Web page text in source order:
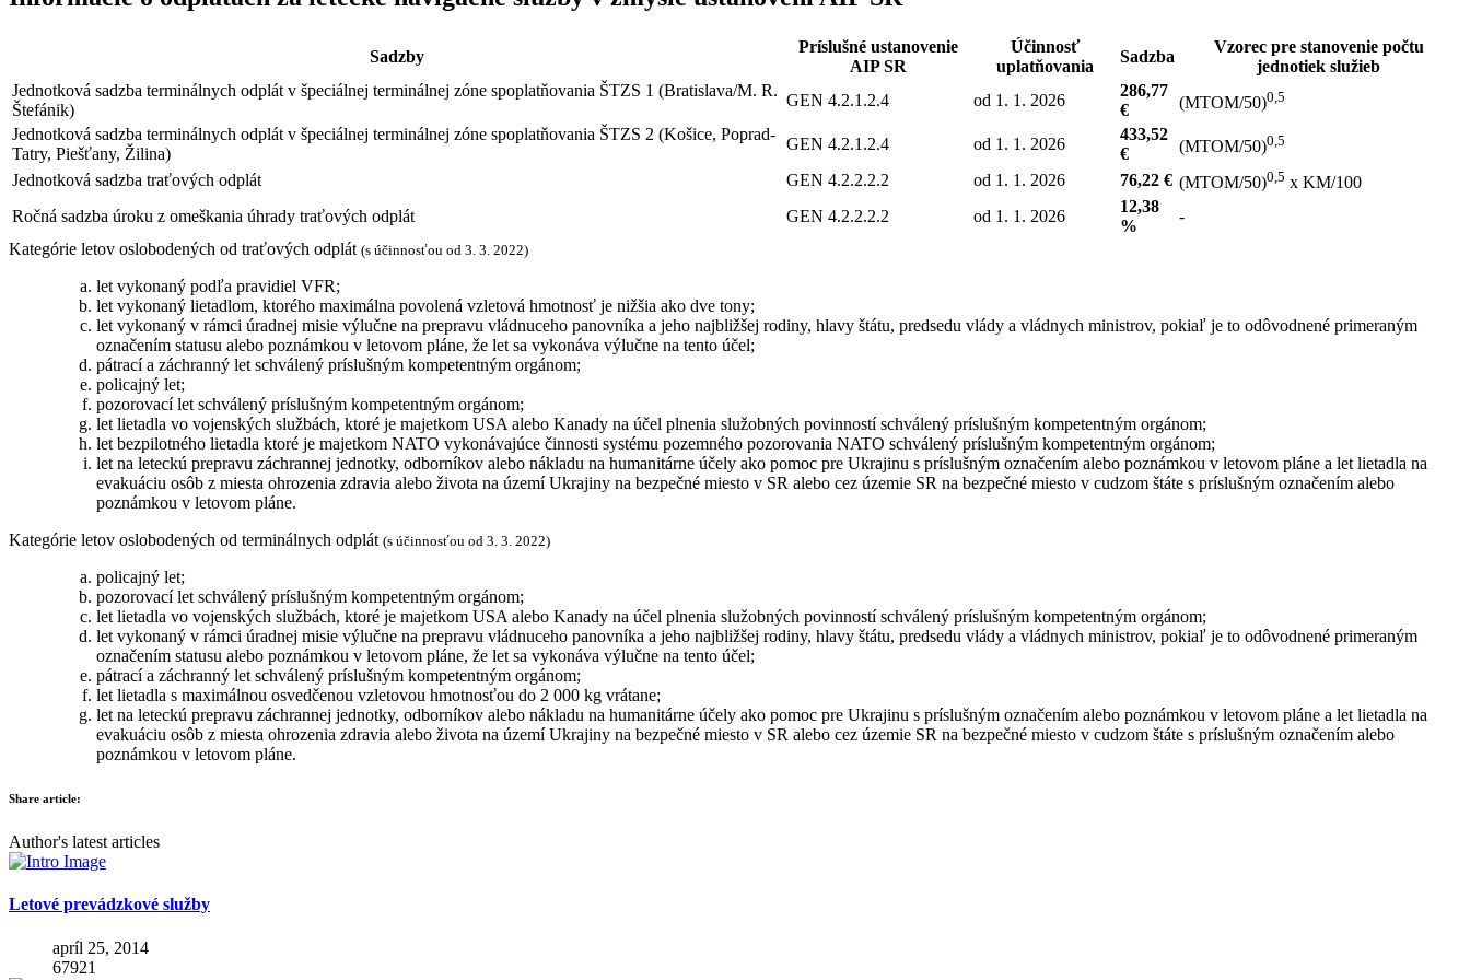
Sadzby
Príslušné ustanovenie
AIP SR
Účinnosť
uplatňovania
Sadzba
Vzorec pre stanovenie počtu
jednotiek služieb
Jednotková sadzba terminálnych odplát v špeciálnej terminálnej zóne spoplatňovania ŠTZS 1 (Bratislava/M. R.
Štefánik)
GEN 4.2.1.2.4 od 1. 1. 2026
286,77
€
(MTOM/50)0,5
Jednotková sadzba terminálnych odplát v špeciálnej terminálnej zóne spoplatňovania ŠTZS 2 (Košice, Poprad-
Tatry, Piešťany, Žilina)
GEN 4.2.1.2.4 od 1. 1. 2026
433,52
€
(MTOM/50)0,5
Jednotková sadzba traťových odplát GEN 4.2.2.2.2 od 1. 1. 2026 76,22 € (MTOM/50)0,5 x KM/100
Ročná sadzba úroku z omeškania úhrady traťových odplát
GEN 4.2.2.2.2 od 1. 1. 2026
12,38
%
-
Kategórie letov oslobodených od traťových odplát (s účinnosťou od 3. 3. 2022)
let vykonaný podľa pravidiel VFR;
let vykonaný lietadlom, ktorého maximálna povolená vzletová hmotnosť je nižšia ako dve tony;
let vykonaný v rámci úradnej misie výlučne na prepravu vládnuceho panovníka a jeho najbližšej rodiny, hlavy štátu, predsedu vlády a vládnych ministrov, pokiaľ je to odôvodnené primeraným
označením statusu alebo poznámkou v letovom pláne, že let sa vykonáva výlučne na tento účel;
pátrací a záchranný let schválený príslušným kompetentným orgánom;
policajný let;
pozorovací let schválený príslušným kompetentným orgánom;
let lietadla vo vojenských službách, ktoré je majetkom USA alebo Kanady na účel plnenia služobných povinností schválený príslušným kompetentným orgánom;
let bezpilotného lietadla ktoré je majetkom NATO vykonávajúce činnosti systému pozemného pozorovania NATO schválený príslušným kompetentným orgánom;
let na leteckú prepravu záchrannej jednotky, odborníkov alebo nákladu na humanitárne účely ako pomoc pre Ukrajinu s príslušným označením alebo poznámkou v letovom pláne a let lietadla na
evakuáciu osôb z miesta ohrozenia zdravia alebo života na území Ukrajiny na bezpečné miesto v SR alebo cez územie SR na bezpečné miesto v cudzom štáte s príslušným označením alebo
poznámkou v letovom pláne.
Kategórie letov oslobodených od terminálnych odplát (s účinnosťou od 3. 3. 2022)
policajný let;
pozorovací let schválený príslušným kompetentným orgánom;
let lietadla vo vojenských službách, ktoré je majetkom USA alebo Kanady na účel plnenia služobných povinností schválený príslušným kompetentným orgánom;
let vykonaný v rámci úradnej misie výlučne na prepravu vládnuceho panovníka a jeho najbližšej rodiny, hlavy štátu, predsedu vlády a vládnych ministrov, pokiaľ je to odôvodnené primeraným
označením statusu alebo poznámkou v letovom pláne, že let sa vykonáva výlučne na tento účel;
pátrací a záchranný let schválený príslušným kompetentným orgánom;
let lietadla s maximálnou osvedčenou vzletovou hmotnosťou do 2 000 kg vrátane;
let na leteckú prepravu záchrannej jednotky, odborníkov alebo nákladu na humanitárne účely ako pomoc pre Ukrajinu s príslušným označením alebo poznámkou v letovom pláne a let lietadla na
evakuáciu osôb z miesta ohrozenia zdravia alebo života na území Ukrajiny na bezpečné miesto v SR alebo cez územie SR na bezpečné miesto v cudzom štáte s príslušným označením alebo
poznámkou v letovom pláne.
Share article:
Author's latest articles
Letové prevádzkové služby
apríl 25, 2014
67921